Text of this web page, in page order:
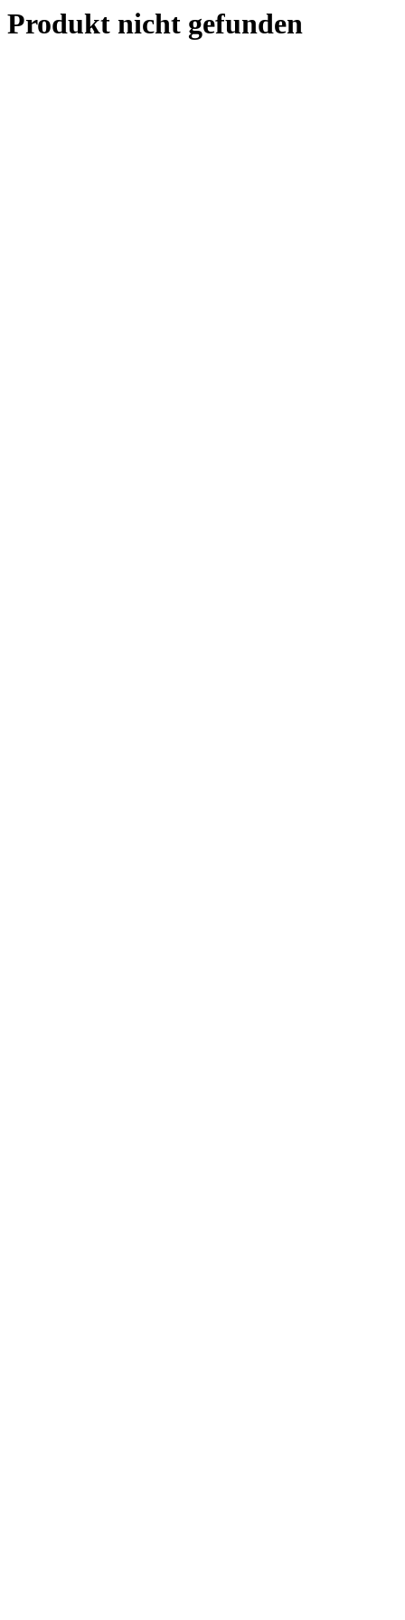
Produkt nicht gefunden